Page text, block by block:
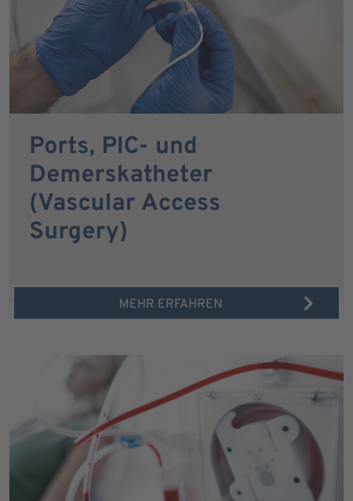
Ports, PIC- und
Demerskatheter
(Vascular Access
Surgery)
MEHR ERFAHREN